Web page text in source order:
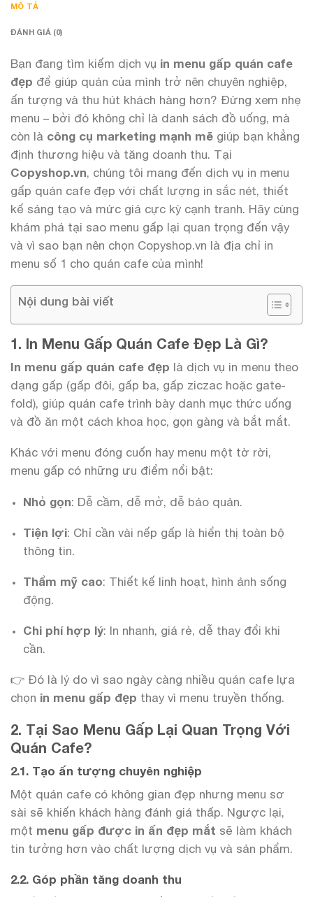
MÔ TẢ
ĐÁNH GIÁ (0)
Bạn đang tìm kiếm dịch vụ in menu gấp quán cafe
đẹp để giúp quán của mình trở nên chuyên nghiệp,
ấn tượng và thu hút khách hàng hơn? Đừng xem nhẹ
menu – bởi đó không chỉ là danh sách đồ uống, mà
còn là công cụ marketing mạnh mẽ giúp bạn khẳng
định thương hiệu và tăng doanh thu. Tại
Copyshop.vn, chúng tôi mang đến dịch vụ in menu
gấp quán cafe đẹp với chất lượng in sắc nét, thiết
kế sáng tạo và mức giá cực kỳ cạnh tranh. Hãy cùng
khám phá tại sao menu gấp lại quan trọng đến vậy
và vì sao bạn nên chọn Copyshop.vn là địa chỉ in
menu số 1 cho quán cafe của mình!
Nội dung bài viết
1. In Menu Gấp Quán Cafe Đẹp Là Gì?
In menu gấp quán cafe đẹp là dịch vụ in menu theo
dạng gấp (gấp đôi, gấp ba, gấp ziczac hoặc gate-
fold), giúp quán cafe trình bày danh mục thức uống
và đồ ăn một cách khoa học, gọn gàng và bắt mắt.
Khác với menu đóng cuốn hay menu một tờ rời,
menu gấp có những ưu điểm nổi bật:
Nhỏ gọn: Dễ cầm, dễ mở, dễ bảo quản.
Tiện lợi: Chỉ cần vài nếp gấp là hiển thị toàn bộ
thông tin.
Thẩm mỹ cao: Thiết kế linh hoạt, hình ảnh sống
động.
Chi phí hợp lý: In nhanh, giá rẻ, dễ thay đổi khi
cần.
👉 Đó là lý do vì sao ngày càng nhiều quán cafe lựa
chọn in menu gấp đẹp thay vì menu truyền thống.
2. Tại Sao Menu Gấp Lại Quan Trọng Với
Quán Cafe?
2.1. Tạo ấn tượng chuyên nghiệp
Một quán cafe có không gian đẹp nhưng menu sơ
sài sẽ khiến khách hàng đánh giá thấp. Ngược lại,
một menu gấp được in ấn đẹp mắt sẽ làm khách
tin tưởng hơn vào chất lượng dịch vụ và sản phẩm.
2.2. Góp phần tăng doanh thu